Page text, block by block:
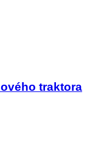
traktora